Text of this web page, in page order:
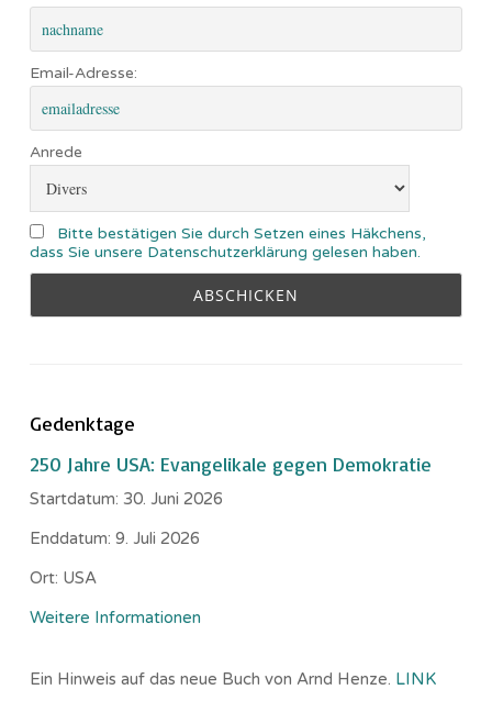
Email-Adresse:
Anrede
Bitte bestätigen Sie durch Setzen eines Häkchens,
dass Sie unsere Datenschutzerklärung gelesen haben.
Gedenktage
250 Jahre USA: Evangelikale gegen Demokratie
Startdatum: 30. Juni 2026
Enddatum: 9. Juli 2026
Ort: USA
Weitere Informationen
Ein Hinweis auf das neue Buch von Arnd Henze. LINK